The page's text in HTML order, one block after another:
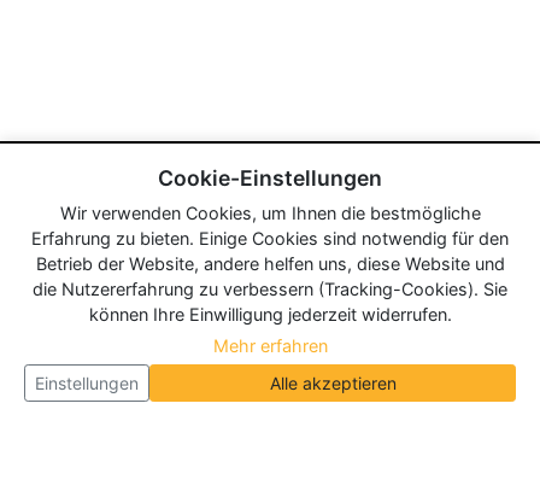
Cookie-Einstellungen
Wir verwenden Cookies, um Ihnen die bestmögliche
Erfahrung zu bieten. Einige Cookies sind notwendig für den
Betrieb der Website, andere helfen uns, diese Website und
die Nutzererfahrung zu verbessern (Tracking-Cookies). Sie
können Ihre Einwilligung jederzeit widerrufen.
Mehr erfahren
Einstellungen
Alle akzeptieren